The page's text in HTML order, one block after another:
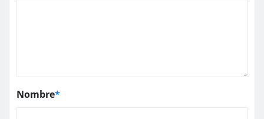
Nombre*